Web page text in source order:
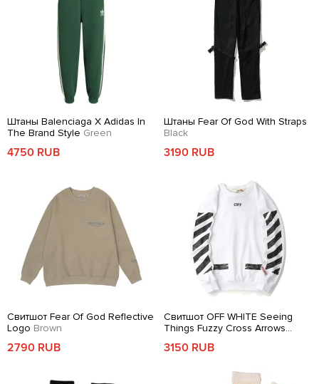
Штаны Balenciaga X Adidas In
The Brand Style Green
4750 RUB
Штаны Fear Of God With Straps
Black
3190 RUB
Свитшот Fear Of God Reflective
Logo Brown
2790 RUB
Свитшот OFF WHITE Seeing
Things Fuzzy Cross Arrows
3150 RUB